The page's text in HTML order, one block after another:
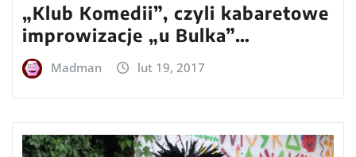
„Klub Komedii”, czyli kabaretowe
improwizacje „u Bulka”…
Madman lut 19, 2017